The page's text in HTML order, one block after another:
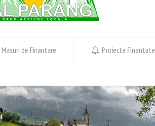
Masuri de Finantare Proiecte Finantate